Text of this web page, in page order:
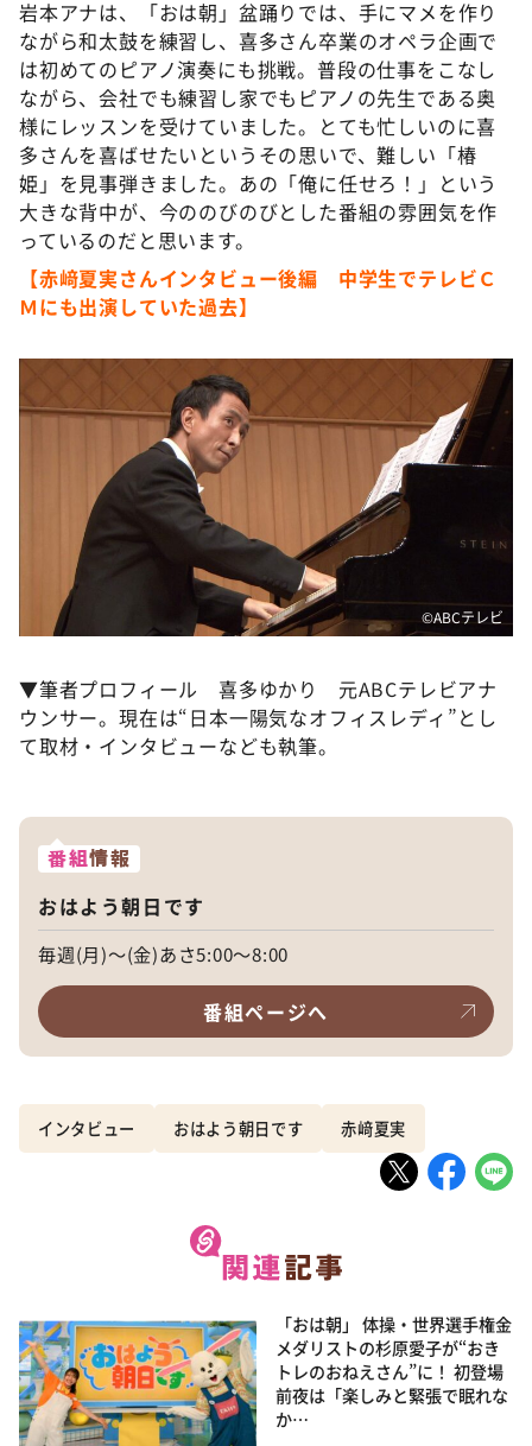
岩本アナは、「おは朝」盆踊りでは、手にマメを作り
ながら和太鼓を練習し、喜多さん卒業のオペラ企画で
は初めてのピアノ演奏にも挑戦。普段の仕事をこなし
ながら、会社でも練習し家でもピアノの先生である奥
様にレッスンを受けていました。とても忙しいのに喜
多さんを喜ばせたいというその思いで、難しい「椿
姫」を見事弾きました。あの「俺に任せろ！」という
大きな背中が、今ののびのびとした番組の雰囲気を作
っているのだと思います。
【赤﨑夏実さんインタビュー後編 中学生でテレビＣ
Ｍにも出演していた過去】
©️ABCテレビ
▼筆者プロフィール 喜多ゆかり 元ABCテレビアナ
ウンサー。現在は“日本一陽気なオフィスレディ”とし
て取材・インタビューなども執筆。
番組情報
おはよう朝日です
毎週(月)～(金)あさ5:00～8:00
番組ページへ
インタビュー おはよう朝日です 赤﨑夏実
「おは朝」 体操・世界選手権金
メダリストの杉原愛子が“おき
トレのおねえさん”に！ 初登場
前夜は「楽しみと緊張で眠れな
か…